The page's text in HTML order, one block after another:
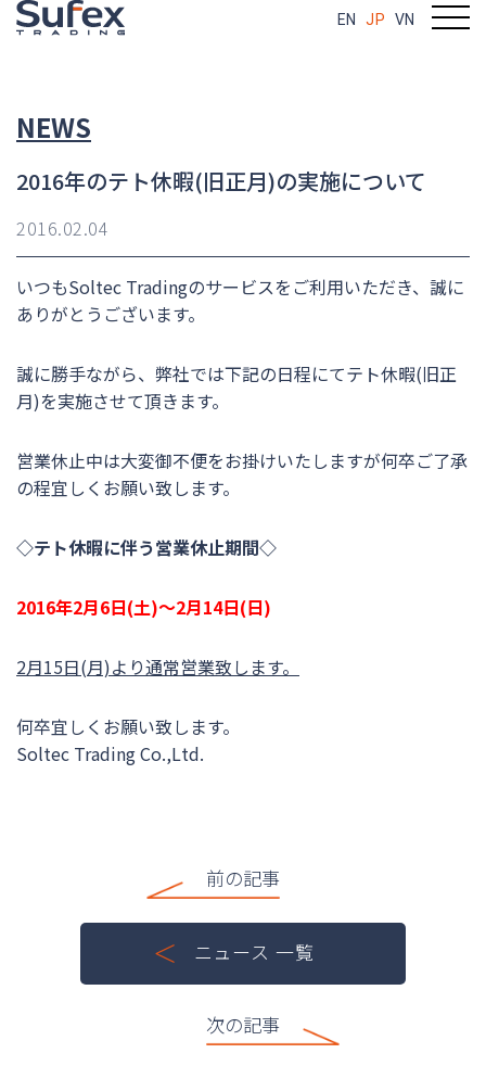
EN JP VN
NEWS
2016年のテト休暇(旧正月)の実施について
2016.02.04
いつもSoltec Tradingのサービスをご利用いただき、誠に
ありがとうございます。
誠に勝手ながら、弊社では下記の日程にてテト休暇(旧正
月)を実施させて頂きます。
営業休止中は大変御不便をお掛けいたしますが何卒ご了承
の程宜しくお願い致します。
◇テト休暇に伴う営業休止期間◇
2016年2月6日(土)〜2月14日(日)
2月15日(月)より通常営業致します。
何卒宜しくお願い致します。
Soltec Trading Co.,Ltd.
前の記事
ニュース 一覧
次の記事